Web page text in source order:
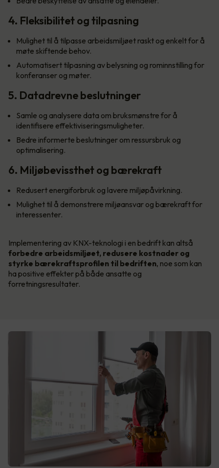
4. Fleksibilitet og tilpasning
Mulighet til å tilpasse arbeidsmiljøet raskt og enkelt for å
møte skiftende behov.
Automatisert tilpasning av belysning og rominnstilling for
konferanser og møter.
5. Datadrevne beslutninger
Samle og analysere data om bruksmønstre for å
identifisere effektiviseringsmuligheter.
Bedre informerte beslutninger om ressursbruk og
optimalisering.
6. Miljøbevissthet og bærekraft
Redusert energiforbruk og lavere miljøpåvirkning.
Mulighet til å demonstrere miljøansvar og bærekraft for
interessenter.
Implementering av KNX-teknologi i en bedrift kan altså
forbedre arbeidsmiljøet, redusere kostnader og
styrke bærekraftsprofilen til bedriften, noe som kan
ha positive effekter på både ansatte og
forretningsresultater.